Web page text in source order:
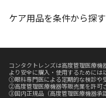
ケア用品を条件から探す
コンタクトレンズは高度管理医療機
より安全に購入・使用するためには
①眼科専門医による定期的な検診や
②高度管理医療機器等販売業を許可
③国内正規品（高度管理医療機器承